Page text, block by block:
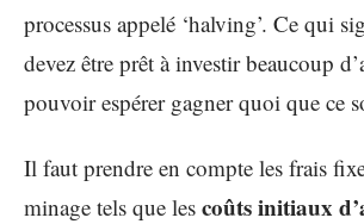
processus appelé ‘halving’. Ce qui
devez être prêt à investir beaucoup
pouvoir espérer gagner quoi que ce
Il faut prendre en compte les frais
minage tels que les coûts initiaux